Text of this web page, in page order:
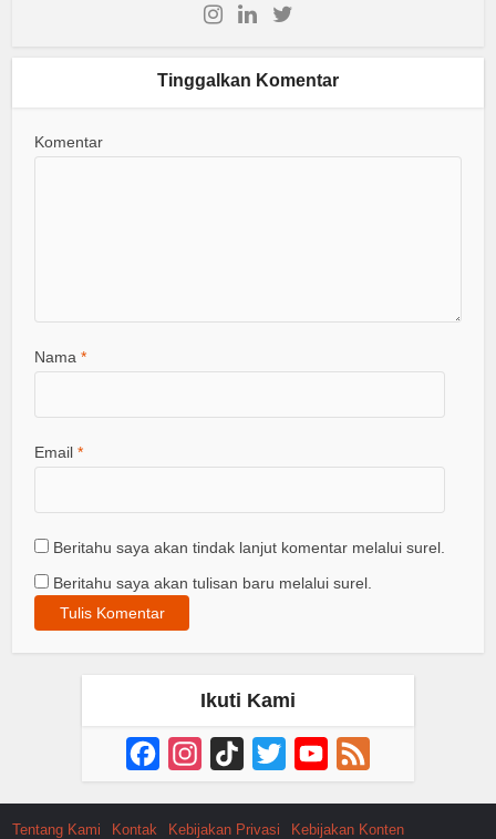
Tinggalkan Komentar
Komentar
Nama*
Email*
Beritahu saya akan tindak lanjut komentar melalui surel.
Beritahu saya akan tulisan baru melalui surel.
Ikuti Kami
FacebookInstagram
TikTok Twitter YouTube
Channel
Tentang Kami Kontak Kebijakan Privasi Kebijakan Konten